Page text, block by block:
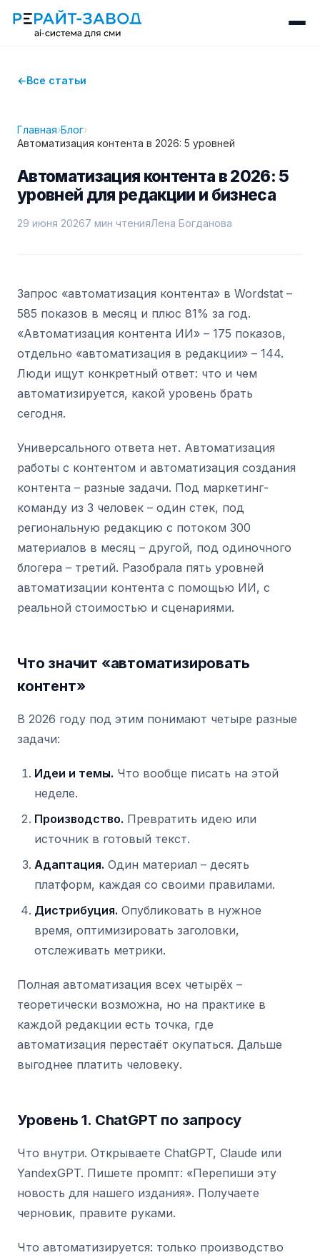
Все статьи
Главная›Блог›
Автоматизация контента в 2026: 5 уровней
Автоматизация контента в 2026: 5
уровней для редакции и бизнеса
29 июня 20267 мин чтенияЛена Богданова
Запрос «автоматизация контента» в Wordstat –
585 показов в месяц и плюс 81% за год.
«Автоматизация контента ИИ» – 175 показов,
отдельно «автоматизация в редакции» – 144.
Люди ищут конкретный ответ: что и чем
автоматизируется, какой уровень брать
сегодня.
Универсального ответа нет. Автоматизация
работы с контентом и автоматизация создания
контента – разные задачи. Под маркетинг-
команду из 3 человек – один стек, под
региональную редакцию с потоком 300
материалов в месяц – другой, под одиночного
блогера – третий. Разобрала пять уровней
автоматизации контента с помощью ИИ, с
реальной стоимостью и сценариями.
Что значит «автоматизировать
контент»
В 2026 году под этим понимают четыре разные
задачи:
Идеи и темы. Что вообще писать на этой
неделе.
Производство. Превратить идею или
источник в готовый текст.
Адаптация. Один материал – десять
платформ, каждая со своими правилами.
Дистрибуция. Опубликовать в нужное
время, оптимизировать заголовки,
отслеживать метрики.
Полная автоматизация всех четырёх –
теоретически возможна, но на практике в
каждой редакции есть точка, где
автоматизация перестаёт окупаться. Дальше
выгоднее платить человеку.
Уровень 1. ChatGPT по запросу
Что внутри. Открываете ChatGPT, Claude или
YandexGPT. Пишете промпт: «Перепиши эту
новость для нашего издания». Получаете
черновик, правите руками.
Что автоматизируется: только производство